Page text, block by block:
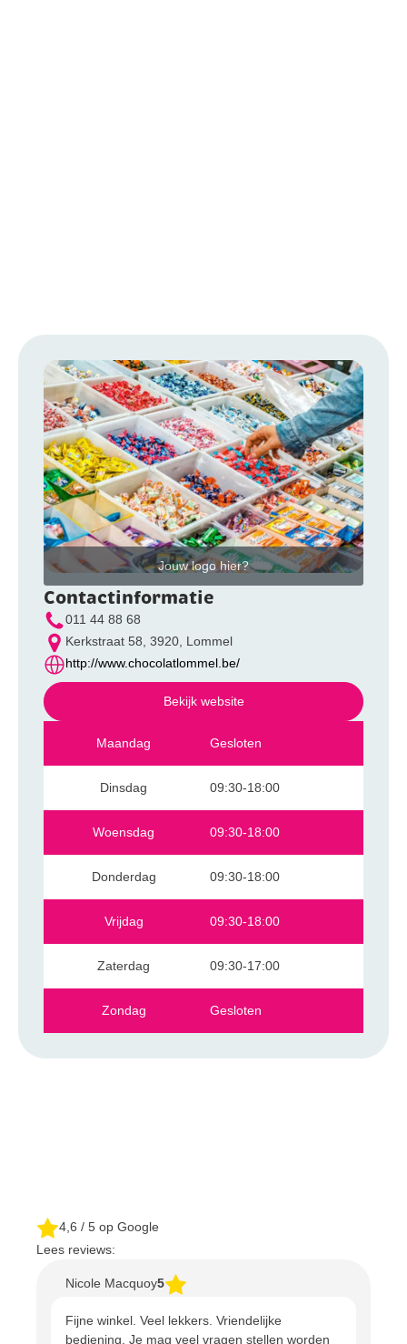
Jouw logo hier?
Contactinformatie
011 44 88 68
Kerkstraat 58, 3920, Lommel
http://www.chocolatlommel.be/
Bekijk website
Maandag Gesloten
Dinsdag 09:30-18:00
Woensdag 09:30-18:00
Donderdag 09:30-18:00
Vrijdag 09:30-18:00
Zaterdag 09:30-17:00
Zondag Gesloten
4,6 / 5 op Google
Lees reviews:
Nicole Macquoy5
Fijne winkel. Veel lekkers. Vriendelijke
bediening. Je mag veel vragen stellen worden